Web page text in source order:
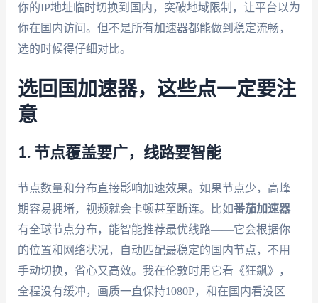
你的IP地址临时切换到国内，突破地域限制，让平台以为
你在国内访问。但不是所有加速器都能做到稳定流畅，
选的时候得仔细对比。
选回国加速器，这些点一定要注
意
1. 节点覆盖要广，线路要智能
节点数量和分布直接影响加速效果。如果节点少，高峰
期容易拥堵，视频就会卡顿甚至断连。比如番茄加速器
有全球节点分布，能智能推荐最优线路——它会根据你
的位置和网络状况，自动匹配最稳定的国内节点，不用
手动切换，省心又高效。我在伦敦时用它看《狂飙》，
全程没有缓冲，画质一直保持1080P，和在国内看没区